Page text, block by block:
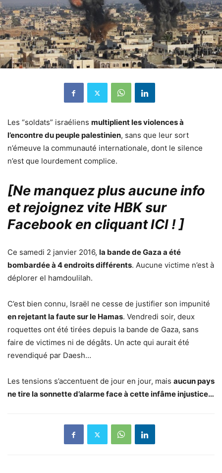
Les “soldats” israéliens multiplient les violences à
l’encontre du peuple palestinien, sans que leur sort
n’émeuve la communauté internationale, dont le silence
n’est que lourdement complice.
[Ne manquez plus aucune info
et rejoignez vite HBK sur
Facebook en cliquant ICI !]
Ce samedi 2 janvier 2016, la bande de Gaza a été
bombardée à 4 endroits différents. Aucune victime n’est à
déplorer el hamdoulilah.
C’est bien connu, Israël ne cesse de justifier son impunité
en rejetant la faute sur le Hamas. Vendredi soir, deux
roquettes ont été tirées depuis la bande de Gaza, sans
faire de victimes ni de dégâts. Un acte qui aurait été
revendiqué par Daesh…
Les tensions s’accentuent de jour en jour, mais aucun pays
ne tire la sonnette d’alarme face à cette infâme injustice…